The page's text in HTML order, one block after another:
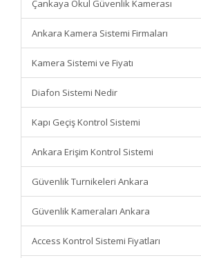
Çankaya Okul Güvenlik Kamerası
Ankara Kamera Sistemi Firmaları
Kamera Sistemi ve Fiyatı
Diafon Sistemi Nedir
Kapı Geçiş Kontrol Sistemi
Ankara Erişim Kontrol Sistemi
Güvenlik Turnikeleri Ankara
Güvenlik Kameraları Ankara
Access Kontrol Sistemi Fiyatları